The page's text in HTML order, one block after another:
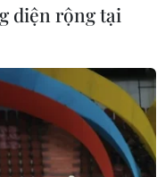
diện rộng tại